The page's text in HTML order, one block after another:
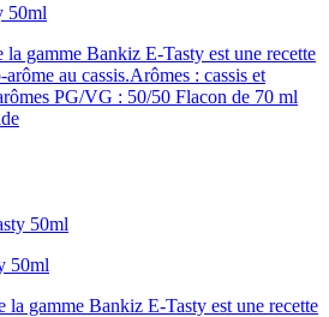
50ml
gamme Bankiz E-Tasty est une recette
au cassis.Arômes : cassis et
PG/VG : 50/50 Flacon de 70 ml
50ml
la gamme Bankiz E-Tasty est une recette